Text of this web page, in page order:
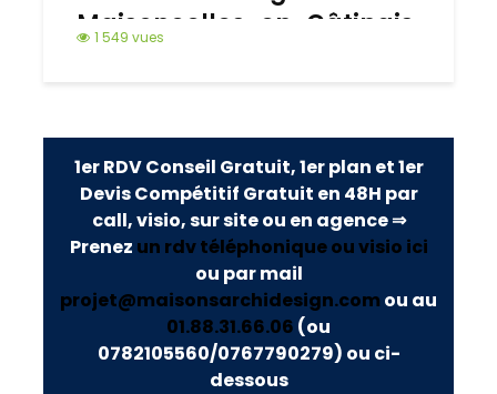
Maisoncelles-en-Gâtinais
1 549 vues
1er RDV Conseil Gratuit, 1er plan et 1er
Devis Compétitif Gratuit en 48H par
call, visio, sur site ou en agence ⇒
Prenez un rdv téléphonique ou visio ici
ou par mail
projet@maisonsarchidesign.com ou au
01.88.31.66.06 (ou
0782105560/0767790279) ou ci-
dessous